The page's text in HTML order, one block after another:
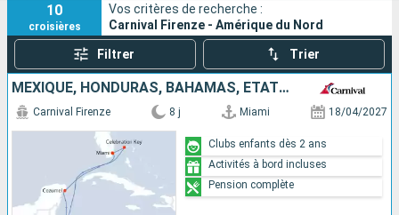
Rechercher
10
croisières
Vos critères de recherche :
Carnival Firenze - Amérique du Nord
Filtrer Trier
MEXIQUE, HONDURAS, BAHAMAS, ÉTATS-UNIS
Carnival Firenze 8 j Miami 18/04/2027
Clubs enfants dès 2 ans
Activités à bord incluses
Pension complète